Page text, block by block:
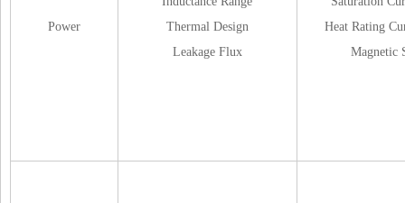
Power
Thermal Design
Leakage Flux
Heat Rating
Magnetic